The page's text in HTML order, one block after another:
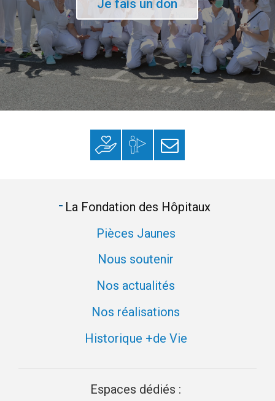
Je fais un don
Faire un donMon espace
donateur
S’inscrire à la
newsletter
La Fondation des Hôpitaux
Pièces Jaunes
Nous soutenir
Nos actualités
Nos réalisations
Historique +de Vie
Espaces dédiés :